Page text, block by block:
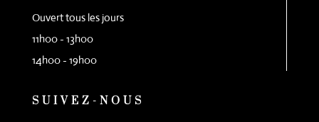
Ouvert tous les jours
11h00 - 13h00
14h00 - 19h00
SUIVEZ-NOUS